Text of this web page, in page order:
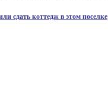
сдать коттедж в этом поселке